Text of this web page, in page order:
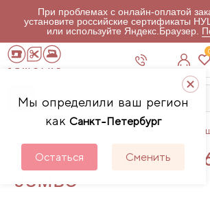
При проблемах с онлайн-оплатой
установите российские сертификаты
или используйте Яндекс.Браузер.
Мы определили ваш регион
как Санкт-Петербург
Остаться Сменить
Аксессуары для
Пяльцы Brother
"JUMBO"